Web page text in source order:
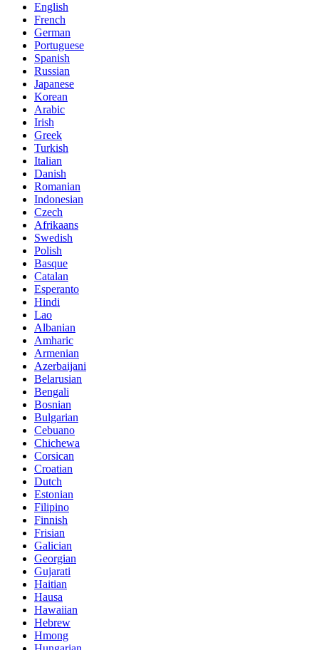
English
French
German
Portuguese
Spanish
Russian
Japanese
Korean
Arabic
Irish
Greek
Turkish
Italian
Danish
Romanian
Indonesian
Czech
Afrikaans
Swedish
Polish
Basque
Catalan
Esperanto
Hindi
Lao
Albanian
Amharic
Armenian
Azerbaijani
Belarusian
Bengali
Bosnian
Bulgarian
Cebuano
Chichewa
Corsican
Croatian
Dutch
Estonian
Filipino
Finnish
Frisian
Galician
Georgian
Gujarati
Haitian
Hausa
Hawaiian
Hebrew
Hmong